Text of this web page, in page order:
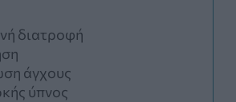
διατροφή
άγχους
ύπνος